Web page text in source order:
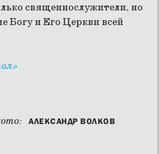
священнослужители, но
Богу и Его Церкви всей
АЛЕКСАНДР ВОЛКОВ